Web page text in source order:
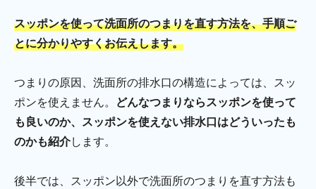
スッポンを使って洗面所のつまりを直す方法を、手順ご
とに分かりやすくお伝えします。
つまりの原因、洗面所の排水口の構造によっては、スッ
ポンを使えません。 どんなつまりならスッポンを使って
も良いのか、スッポンを使えない排水口はどういったも
のかも紹介します。
後半では、スッポン以外で洗面所のつまりを直す方法も